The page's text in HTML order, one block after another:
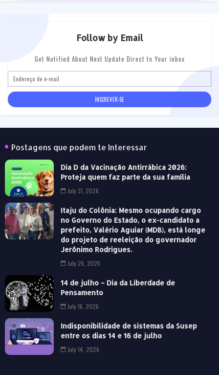
Follow by Email
Get Notified About Next Update Direct to Your inbox
Postagens que podem te Interessar
Dia D da Vacinação Antirrábica 2026:
Proteja quem faz parte da sua família
July 31, 2026
Itaju do Colônia: Mesmo ocupando cargo
no Governo do Estado, o ex-candidato a
prefeito, Valério Aguiar (MDB), está longe
do projeto de reeleição do governador
Jerônimo Rodrigues.
July 26, 2026
14 de julho – Dia da Liberdade de
Pensamento
July 16, 2026
Indisponibilidade de sistemas da Susep
entre os dias 14 e 16 de julho
July 14, 2026